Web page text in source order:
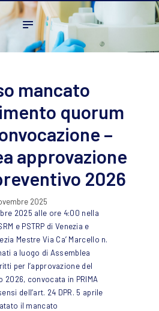
mancato
quorum
–
approvazione
2026
2025
2025 alle ore 4:00 nella
e PSTRP di Venezia e
Mestre Via Ca’ Marcello n.
a luogo di Assemblea
per l’approvazione del
2026, convocata in PRIMA
dell’art. 24 DPR. 5 aprile
il mancato